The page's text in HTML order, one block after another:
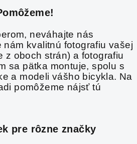
neváhajte nás
nám kvalitnú fotografiu vašej
z oboch strán) a fotografiu
sa pätka montuje, spolu s
a modeli vášho bicykla. Na
pomôžeme nájsť tú
pre rôzne značky